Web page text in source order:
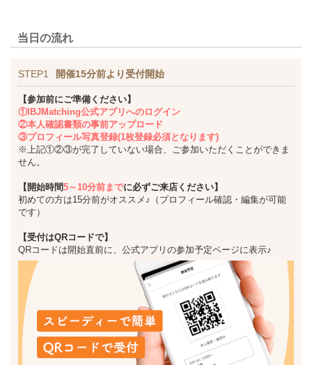
当日の流れ
STEP1 開催15分前より受付開始
【参加前にご準備ください】
①IBJMatching公式アプリへのログイン
②本人確認書類の事前アップロード
③プロフィール写真登録(1枚登録必須となります)
※上記①②③が完了していない場合、ご参加いただくことができま
せん。
【開始時間5～10分前までに必ずご来店ください】
初めての方は15分前がオススメ♪（プロフィール確認・編集が可能
です）
【受付はQRコードで】
QRコードは開始直前に、公式アプリの参加予定ページに表示♪